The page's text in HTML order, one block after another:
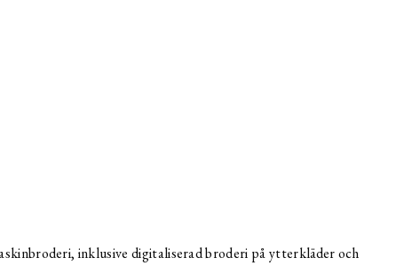
inklusive digitaliserad broderi på ytterkläder och